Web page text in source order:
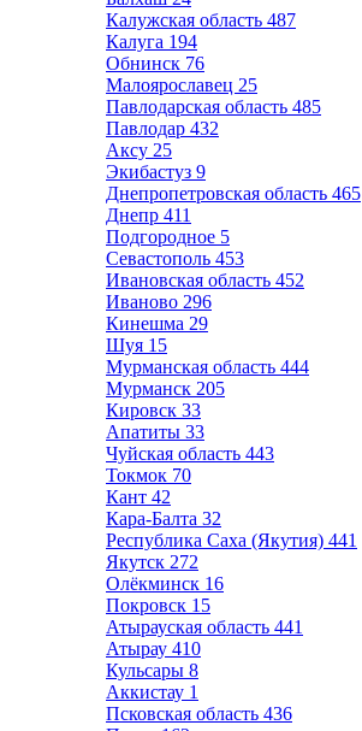
Калужская область 487
Калуга 194
Обнинск 76
Малоярославец 25
Павлодарская область 485
Павлодар 432
Аксу 25
Экибастуз 9
Днепропетровская область 465
Днепр 411
Подгородное 5
Севастополь 453
Ивановская область 452
Иваново 296
Кинешма 29
Шуя 15
Мурманская область 444
Мурманск 205
Кировск 33
Апатиты 33
Чуйская область 443
Токмок 70
Кант 42
Кара-Балта 32
Республика Саха (Якутия) 441
Якутск 272
Олёкминск 16
Покровск 15
Атырауская область 441
Атырау 410
Кульсары 8
Аккистау 1
Псковская область 436